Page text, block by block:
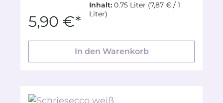
Inhalt: 0.75 Liter (7,87 € / 1
Liter)
5,90 €*
In den Warenkorb